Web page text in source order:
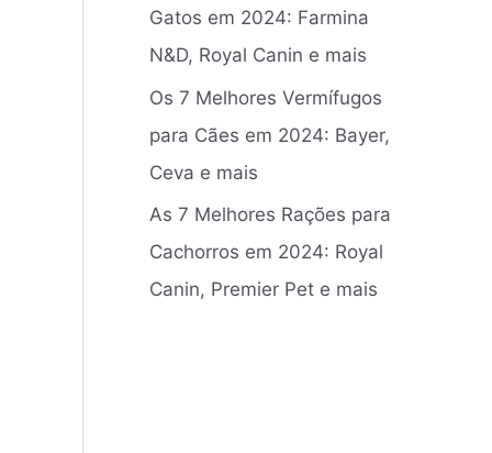
Gatos em 2024: Farmina
N&D, Royal Canin e mais
Os 7 Melhores Vermífugos
para Cães em 2024: ‎Bayer,
Ceva e mais
As 7 Melhores Rações para
Cachorros em 2024: Royal
Canin, Premier Pet e mais